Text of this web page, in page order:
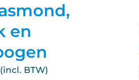
en